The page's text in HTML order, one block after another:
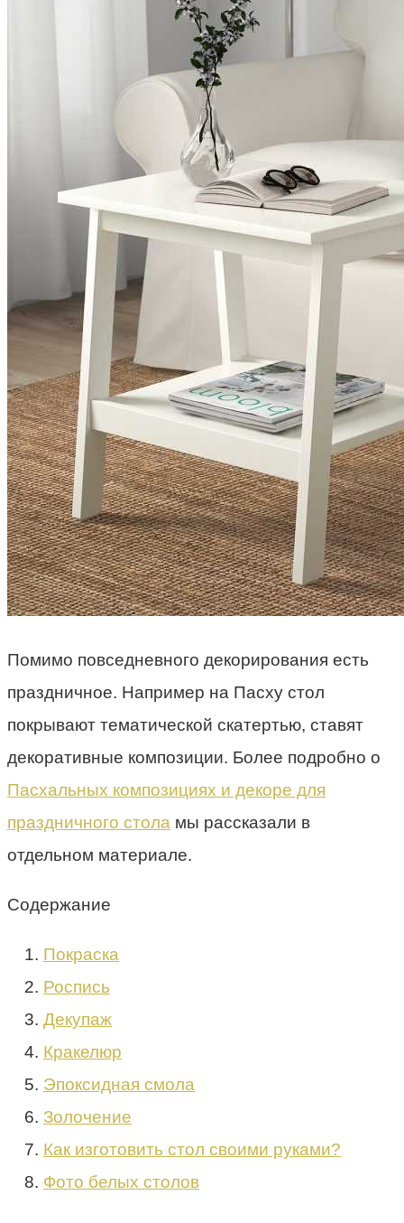
Помимо повседневного декорирования есть
праздничное. Например на Пасху стол
покрывают тематической скатертью, ставят
декоративные композиции. Более подробно о
Пасхальных композициях и декоре для
праздничного стола мы рассказали в
отдельном материале.
Содержание
Покраска
Роспись
Декупаж
Кракелюр
Эпоксидная смола
Золочение
Как изготовить стол своими руками?
Фото белых столов